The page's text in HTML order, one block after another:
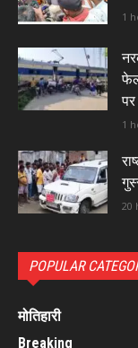
1
1
20
POPULAR
मोतिहारी
Breaking